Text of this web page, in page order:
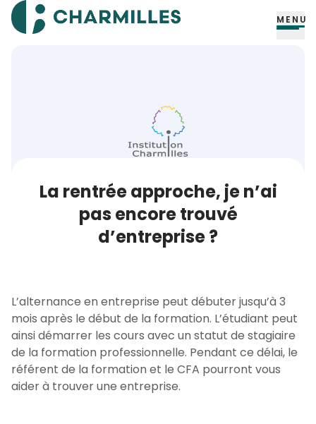
MENU
La rentrée approche, je n’ai
pas encore trouvé
d’entreprise ?
L’alternance en entreprise peut débuter jusqu’à 3
mois après le début de la formation. L’étudiant peut
ainsi démarrer les cours avec un statut de stagiaire
de la formation professionnelle. Pendant ce délai, le
référent de la formation et le CFA pourront vous
aider à trouver une entreprise.